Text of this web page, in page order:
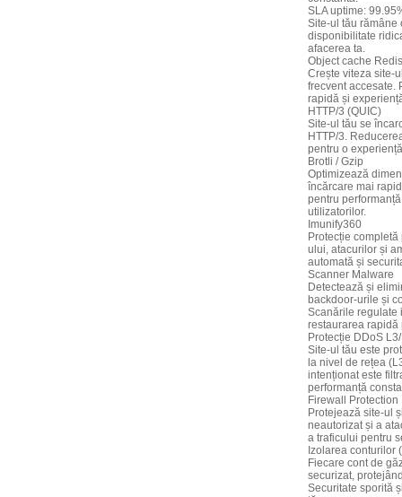
SLA uptime:
Site-ul tău rămâne
disponibilitate
afacerea ta.
Object cache
Crește viteza site-
frecvent accesate.
rapidă și
HTTP/3 (QUIC)
Site-ul tău se
HTTP/3.
pentru o
Brotli / Gzip
Optimizează
încărcare mai
pentru
utilizatorilor.
Imunify360
Protecție
ului, atacurilor și
automată și
Scanner Malware
Detectează și
backdoor-urile și
Scanările regulate
restaurarea rapidă
Protecție DDoS
Site-ul tău este
la nivel de rețea
intenționat este
performanță
Firewall Protection
Protejează site-ul
neautorizat și a
a traficului pentru
Izolarea conturilor
Fiecare cont de
securizat,
Securitate sporită